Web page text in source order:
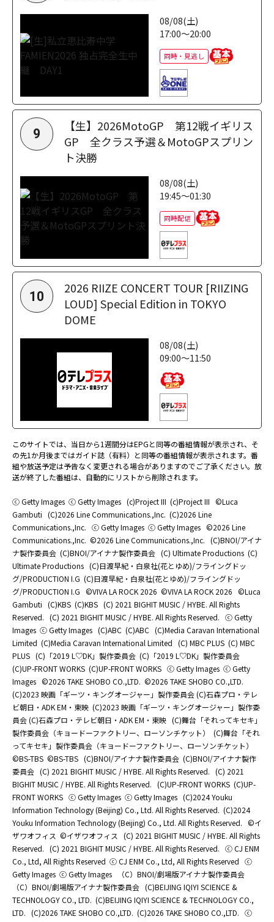
08/08(土)
17:00～20:00
同時・見逃し
9
【生】2026MotoGP 第12戦イギリス
GP 全クラス予選＆MotoGPスプリン
ト決勝
08/08(土)
19:45～01:30
同時配信
10
2026 RIIZE CONCERT TOUR [RIIZING
LOUD] Special Edition in TOKYO
DOME
08/08(土)
09:00～11:50
このサイトでは、当日から1週間分はEPGと同等の番組情報が表示され、そ
の先1か月後まではガイド誌（有料）と同等の番組情報が表示されます。番
組や放送予定は予告なく変更される場合がありますのでご了承ください。放
送が終了した番組は、自動的にリストから削除されます。
ⓒ Getty Images ⓒ Getty Images (c)Project III (c)Project III ©Luca
Gambuti (C)2026 Line Communications.,Inc. (C)2026 Line
Communications.,Inc. ⓒ Getty Images ⓒ Getty Images ©2026 Line
Communications.,Inc. ©2026 Line Communications.,Inc. (C)BNOI/アイナ
ナ製作委員会 (C)BNOI/アイナナ製作委員会 (C) Ultimate Productions (C)
Ultimate Productions (C)日渡早紀・白泉社(花とゆめ)/フライングドッ
グ/PRODUCTION I.G (C)日渡早紀・白泉社(花とゆめ)/フライングドッ
グ/PRODUCTION I.G ©️VIVA LA ROCK 2026 ©️VIVA LA ROCK 2026 ©Luca
Gambuti (C)KBS (C)KBS (C) 2021 BIGHIT MUSIC / HYBE. All Rights
Reserved. (C) 2021 BIGHIT MUSIC / HYBE. All Rights Reserved. ⓒ Getty
Images ⓒ Getty Images (C)ABC (C)ABC (C)Media Caravan International
Limited (C)Media Caravan International Limited (C) MBC PLUS (C) MBC
PLUS (C)「2019 L♡DK」製作委員会 (C)「2019 L♡DK」製作委員会
(C)UP-FRONT WORKS (C)UP-FRONT WORKS ⓒ Getty Images ⓒ Getty
Images ©2026 TAKE SHOBO CO.,LTD. ©2026 TAKE SHOBO CO.,LTD.
(C)2023 映画「ギーツ・キングオージャー」製作委員会 (C)石森プロ・テレ
ビ朝日・ADK EM・東映 (C)2023 映画「ギーツ・キングオージャー」製作委
員会 (C)石森プロ・テレビ朝日・ADK EM・東映 (C)舞台「それってキセキ」
製作委員会（キョードーファクトリー、ローソンチケット）
(C)舞台「それ
ってキセキ」製作委員会（キョードーファクトリー、ローソンチケット）
©BS-TBS ©BS-TBS (C)BNOI/アイナナ製作委員会 (C)BNOI/アイナナ製作
委員会 (C) 2021 BIGHIT MUSIC / HYBE. All Rights Reserved. (C) 2021
BIGHIT MUSIC / HYBE. All Rights Reserved. (C)UP-FRONT WORKS (C)UP-
FRONT WORKS ⓒ Getty Images ⓒ Getty Images (C)2024 Youku
Information Technology (Beijing) Co., Ltd. All Rights Reserved. (C)2024
Youku Information Technology (Beijing) Co., Ltd. All Rights Reserved. ©イ
ザワオフィス ©イザワオフィス (C) 2021 BIGHIT MUSIC / HYBE. All Rights
Reserved. (C) 2021 BIGHIT MUSIC / HYBE. All Rights Reserved. ⓒ CJ ENM
Co., Ltd, All Rights Reserved ⓒ CJ ENM Co., Ltd, All Rights Reserved ⓒ
Getty Images ⓒ Getty Images
（C）BNOI/劇場版アイナナ製作委員会
（C）BNOI/劇場版アイナナ製作委員会 (C)BEIJING IQIYI SCIENCE &
TECHNOLOGY CO., LTD. (C)BEIJING IQIYI SCIENCE & TECHNOLOGY CO.,
LTD. (C)2026 TAKE SHOBO CO.,LTD. (C)2026 TAKE SHOBO CO.,LTD. ⓒ